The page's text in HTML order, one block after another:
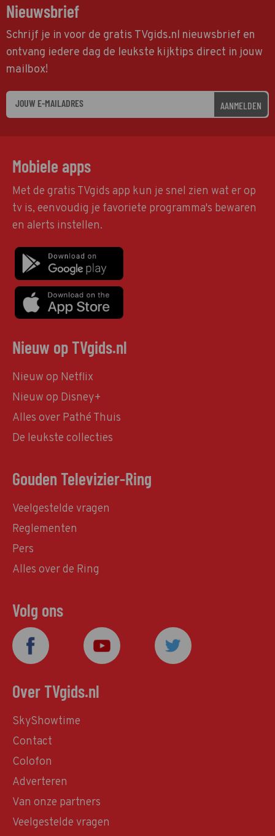
Nieuwsbrief
Schrijf je in voor de gratis TVgids.nl nieuwsbrief en
ontvang iedere dag de leukste kijktips direct in jouw
mailbox!
AANMELDEN
Mobiele apps
Met de gratis TVgids app kun je snel zien wat er op
tv is, eenvoudig je favoriete programma's bewaren
en alerts instellen.
Nieuw op TVgids.nl
Nieuw op Netflix
Nieuw op Disney+
Alles over Pathé Thuis
De leukste collecties
Gouden Televizier-Ring
Veelgestelde vragen
Reglementen
Pers
Alles over de Ring
Volg ons
Over TVgids.nl
SkyShowtime
Contact
Colofon
Adverteren
Van onze partners
Veelgestelde vragen